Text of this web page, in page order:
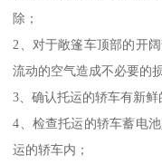
除；
2、对于敞篷车顶部的开
流动的空气造成不必要的
3、确认托运的轿车有新鲜
4、检查托运的轿车蓄电
运的轿车内；